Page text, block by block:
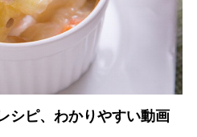
シピ、わかりやすい動画